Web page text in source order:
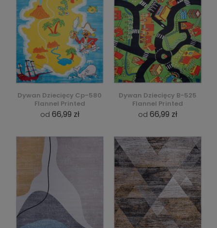
Dywan Dziecięcy Cp-580
Flannel Printed
od 66,99 zł
Dywan Dziecięcy B-525
Flannel Printed
od 66,99 zł